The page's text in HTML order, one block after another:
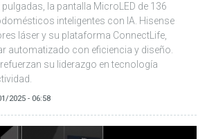
la pantalla MicroLED de 136
inteligentes con IA. Hisense
láser y su plataforma ConnectLife,
automatizado con eficiencia y diseño.
su liderazgo en tecnología
2025 - 06:58